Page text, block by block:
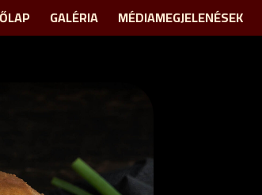
GALÉRIA MÉDIAMEGJELENÉSEK